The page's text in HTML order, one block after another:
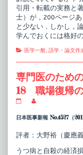
引用・転載の実務と
士）が，200ページ
と少ない．しかし，
学んでおくには格好
Categories
医学一般, 語学・論文作
専門医のため
18 職場復帰
医
め
精
posts
author
専
日本医事新報 No.4527（
評者：大野裕（慶應
うつ病と自殺の経済